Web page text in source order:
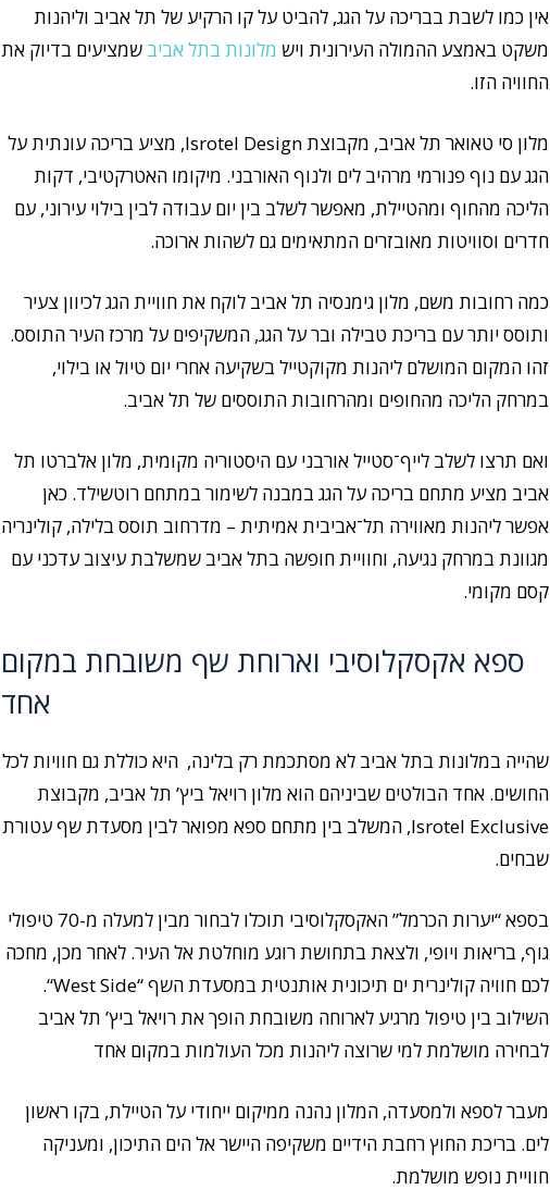
אין כמו לשבת בבריכה על הגג, להביט על קו הרקיע של תל אביב וליהנות
משקט באמצע ההמולה העירונית ויש מלונות בתל אביב שמציעים בדיוק את
החוויה הזו.
מלון סי טאואר תל אביב, מקבוצת Isrotel Design, מציע בריכה עונתית על
הגג עם נוף פנורמי מרהיב לים ולנוף האורבני. מיקומו האטרקטיבי, דקות
הליכה מהחוף ומהטיילת, מאפשר לשלב בין יום עבודה לבין בילוי עירוני, עם
חדרים וסוויטות מאובזרים המתאימים גם לשהות ארוכה.
כמה רחובות משם, מלון גימנסיה תל אביב לוקח את חוויית הגג לכיוון צעיר
ותוסס יותר עם בריכת טבילה ובר על הגג, המשקיפים על מרכז העיר התוסס.
זהו המקום המושלם ליהנות מקוקטייל בשקיעה אחרי יום טיול או בילוי,
במרחק הליכה מהחופים ומהרחובות התוססים של תל אביב.
ואם תרצו לשלב לייף־סטייל אורבני עם היסטוריה מקומית, מלון אלברטו תל
אביב מציע מתחם בריכה על הגג במבנה לשימור במתחם רוטשילד. כאן
אפשר ליהנות מאווירה תל־אביבית אמיתית – מדרחוב תוסס בלילה, קולינריה
מגוונת במרחק נגיעה, וחוויית חופשה בתל אביב שמשלבת עיצוב עדכני עם
קסם מקומי.
ספא אקסקלוסיבי וארוחת שף משובחת במקום
אחד
שהייה במלונות בתל אביב לא מסתכמת רק בלינה, היא כוללת גם חוויות לכל
החושים. אחד הבולטים שביניהם הוא מלון רויאל ביץ’ תל אביב, מקבוצת
Isrotel Exclusive, המשלב בין מתחם ספא מפואר לבין מסעדת שף עטורת
שבחים.
בספא “יערות הכרמל” האקסקלוסיבי תוכלו לבחור מבין למעלה מ-70 טיפולי
גוף, בריאות ויופי, ולצאת בתחושת רוגע מוחלטת אל העיר. לאחר מכן, מחכה
לכם חוויה קולינרית ים תיכונית אותנטית במסעדת השף“
West Side
“
.
השילוב בין טיפול מרגיע לארוחה משובחת הופך את רויאל ביץ’ תל אביב
לבחירה מושלמת למי שרוצה ליהנות מכל העולמות במקום אחד
מעבר לספא ולמסעדה, המלון נהנה ממיקום ייחודי על הטיילת, בקו ראשון
לים. בריכת החוץ רחבת הידיים משקיפה היישר אל הים התיכון, ומעניקה
חוויית נופש מושלמת.